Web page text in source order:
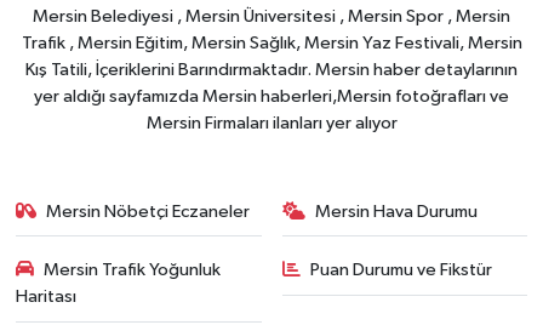
Mersin Belediyesi , Mersin Üniversitesi , Mersin Spor , Mersin
Trafik , Mersin Eğitim, Mersin Sağlık, Mersin Yaz Festivali, Mersin
Kış Tatili, İçeriklerini Barındırmaktadır. Mersin haber detaylarının
yer aldığı sayfamızda Mersin haberleri,Mersin fotoğrafları ve
Mersin Firmaları ilanları yer alıyor
Mersin Nöbetçi Eczaneler Mersin Hava Durumu
Mersin Trafik Yoğunluk
Haritası
Puan Durumu ve Fikstür